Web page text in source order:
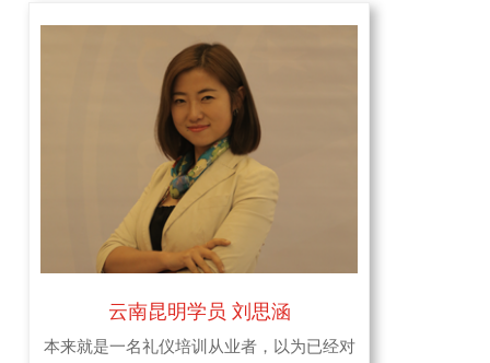
云南昆明学员 刘思涵
本来就是一名礼仪培训从业者，以为已经对